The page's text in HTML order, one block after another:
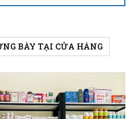
BÀY TẠI CỬA HÀNG